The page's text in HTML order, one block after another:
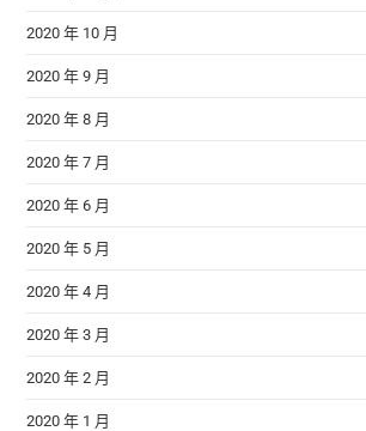
2020 年 10 月
2020 年 9 月
2020 年 8 月
2020 年 7 月
2020 年 6 月
2020 年 5 月
2020 年 4 月
2020 年 3 月
2020 年 2 月
2020 年 1 月